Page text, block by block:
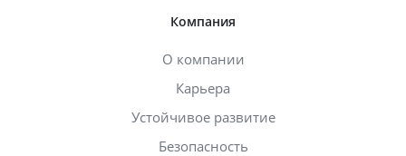
Компания
О компании
Карьера
Устойчивое развитие
Безопасность